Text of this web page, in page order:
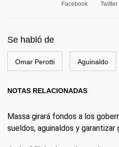
Facebook Twitter
Se habló de
Omar Perotti Aguinaldo
NOTAS RELACIONADAS
Massa girará fondos a los
sueldos, aguinaldos y garantizar